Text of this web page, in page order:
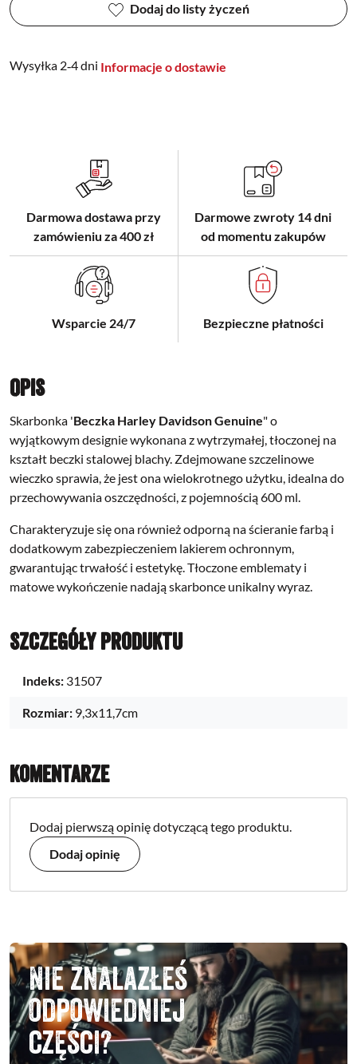
Dodaj do listy życzeń
Wysyłka 2‑4 dni Informacje o dostawie
Darmowa dostawa przy
zamówieniu za 400 zł
Darmowe zwroty 14 dni
od momentu zakupów
Wsparcie 24/7 Bezpieczne płatności
Opis
Skarbonka 'Beczka Harley Davidson Genuine" o
wyjątkowym designie wykonana z wytrzymałej, tłoczonej na
kształt beczki stalowej blachy. Zdejmowane szczelinowe
wieczko sprawia, że jest ona wielokrotnego użytku, idealna do
przechowywania oszczędności, z pojemnością 600 ml.
Charakteryzuje się ona również odporną na ścieranie farbą i
dodatkowym zabezpieczeniem lakierem ochronnym,
gwarantując trwałość i estetykę. Tłoczone emblematy i
matowe wykończenie nadają skarbonce unikalny wyraz.
Szczegóły produktu
Indeks: 31507
Rozmiar: 9,3x11,7cm
Komentarze
Dodaj pierwszą opinię dotyczącą tego produktu.
Dodaj opinię
Nie znalazłeś
odpowiedniej
części?